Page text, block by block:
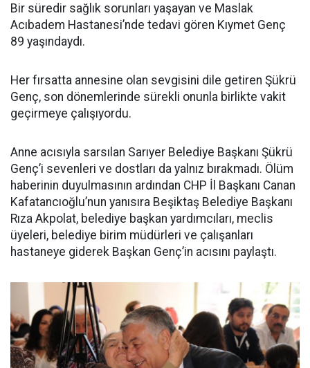
Bir süredir sağlık sorunları yaşayan ve Maslak
Acıbadem Hastanesi’nde tedavi gören Kıymet Genç
89 yaşındaydı.
Her fırsatta annesine olan sevgisini dile getiren Şükrü
Genç, son dönemlerinde sürekli onunla birlikte vakit
geçirmeye çalışıyordu.
Anne acısıyla sarsılan Sarıyer Belediye Başkanı Şükrü
Genç’i sevenleri ve dostları da yalnız bırakmadı. Ölüm
haberinin duyulmasının ardından CHP İl Başkanı Canan
Kafatancıoğlu’nun yanısıra Beşiktaş Belediye Başkanı
Rıza Akpolat, belediye başkan yardımcıları, meclis
üyeleri, belediye birim müdürleri ve çalışanları
hastaneye giderek Başkan Genç’in acısını paylaştı.